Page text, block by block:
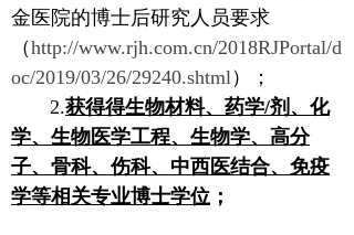
金医院的博士后研究人员要求
（http://www.rjh.com.cn/2018RJPortal/d
oc/2019/03/26/29240.shtml）；
2.获得得生物材料、药学/剂、化
学、生物医学工程、生物学、高分
子、骨科、伤科、中西医结合、免疫
学等相关专业博士学位 ；